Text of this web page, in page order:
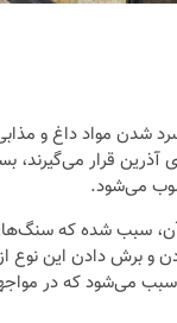
شدن مواد داغ و
آذرین قرار
می‌شود.
سبب شده که سنگ‌های
و برش دادن این
می‌شود که در